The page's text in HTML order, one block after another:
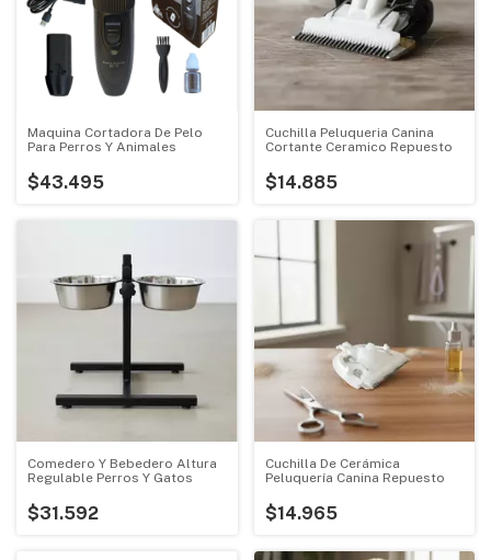
Maquina Cortadora De Pelo
Para Perros Y Animales
$43.495
Cuchilla Peluqueria Canina
Cortante Ceramico Repuesto
$14.885
Comedero Y Bebedero Altura
Regulable Perros Y Gatos
$31.592
Cuchilla De Cerámica
Peluquería Canina Repuesto
$14.965